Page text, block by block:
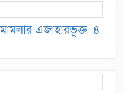
এজাহারভূক্ত ৪